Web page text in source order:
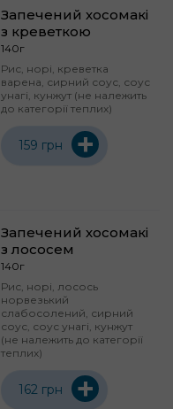
Запечений хосомакі
з креветкою
140г
Рис, норі, креветка
варена, сирний соус, соус
унагі, кунжут (не належить
до категорії теплих)
159 грн +
Запечений хосомакі
з лососем
140г
Рис, норі, лосось
норвезький
слабосолений, сирний
соус, соус унагі, кунжут
(не належить до категорії
теплих)
162 грн +